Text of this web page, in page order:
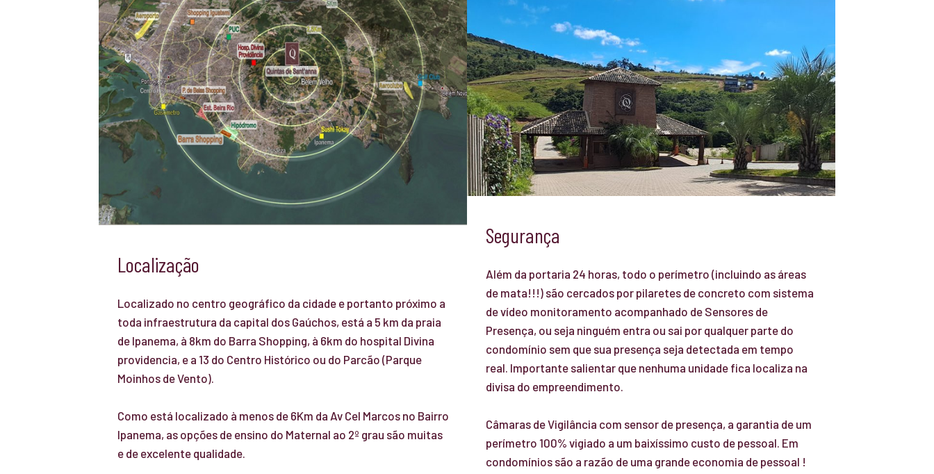
Localização
Localizado no centro geográfico da cidade e portanto próximo a
toda infraestrutura da capital dos Gaúchos, está a 5 km da praia
de Ipanema, à 8km do Barra Shopping, à 6km do hospital Divina
providencia, e a 13 do Centro Histórico ou do Parcão (Parque
Moinhos de Vento).
Como está localizado à menos de 6Km da Av Cel Marcos no Bairro
Ipanema, as opções de ensino do Maternal ao 2º grau são muitas
e de excelente qualidade.
Segurança
Além da portaria 24 horas, todo o perímetro (incluindo as áreas
de mata!!!) são cercados por pilaretes de concreto com sistema
de vídeo monitoramento acompanhado de Sensores de
Presença, ou seja ninguém entra ou sai por qualquer parte do
condomínio sem que sua presença seja detectada em tempo
real. Importante salientar que nenhuma unidade fica localiza na
divisa do empreendimento.
Câmaras de Vigilância com sensor de presença, a garantia de um
perímetro 100% vigiado a um baixíssimo custo de pessoal. Em
condomínios são a razão de uma grande economia de pessoal !